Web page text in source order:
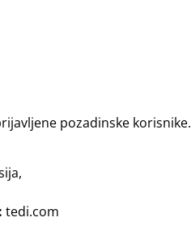
pozadinske korisnike.
tedi.com